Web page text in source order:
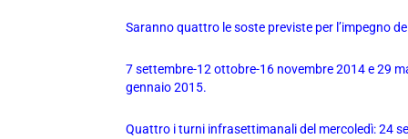
Saranno quattro le soste previste per l’impegno
7 settembre-12 ottobre-16 novembre 2014 e 29
gennaio 2015.
Quattro i turni infrasettimanali del mercoledì: 24